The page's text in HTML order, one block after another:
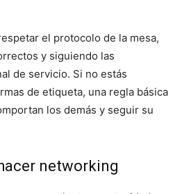
el protocolo de la mesa,
y siguiendo las
de servicio. Si no estás
de etiqueta, una regla básica
los demás y seguir su
networking